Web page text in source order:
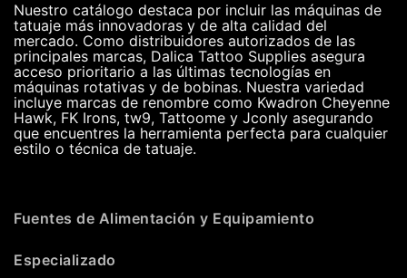
Nuestro catálogo destaca por incluir las máquinas de
tatuaje más innovadoras y de alta calidad del
mercado. Como distribuidores autorizados de las
principales marcas, Dalica Tattoo Supplies asegura
acceso prioritario a las últimas tecnologías en
máquinas rotativas y de bobinas. Nuestra variedad
incluye marcas de renombre como Kwadron Cheyenne
Hawk, FK Irons, tw9, Tattoome y Jconly asegurando
que encuentres la herramienta perfecta para cualquier
estilo o técnica de tatuaje.
Fuentes de Alimentación y Equipamiento
Especializado